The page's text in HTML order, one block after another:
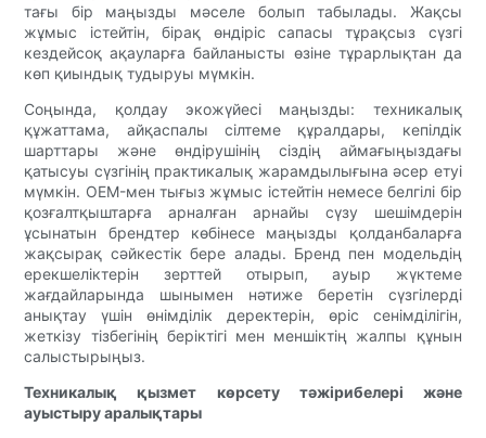
тағы бір маңызды мәселе болып табылады. Жақсы
жұмыс істейтін, бірақ өндіріс сапасы тұрақсыз сүзгі
кездейсоқ ақауларға байланысты өзіне тұрарлықтан да
көп қиындық тудыруы мүмкін.
Соңында, қолдау экожүйесі маңызды: техникалық
құжаттама, айқаспалы сілтеме құралдары, кепілдік
шарттары және өндірушінің сіздің аймағыңыздағы
қатысуы сүзгінің практикалық жарамдылығына әсер етуі
мүмкін. OEM-мен тығыз жұмыс істейтін немесе белгілі бір
қозғалтқыштарға арналған арнайы сүзу шешімдерін
ұсынатын брендтер көбінесе маңызды қолданбаларға
жақсырақ сәйкестік бере алады. Бренд пен модельдің
ерекшеліктерін зерттей отырып, ауыр жүктеме
жағдайларында шынымен нәтиже беретін сүзгілерді
анықтау үшін өнімділік деректерін, өріс сенімділігін,
жеткізу тізбегінің беріктігі мен меншіктің жалпы құнын
салыстырыңыз.
Техникалық қызмет көрсету тәжірибелері және
ауыстыру аралықтары